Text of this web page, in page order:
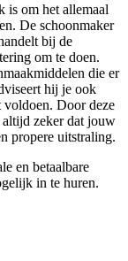
is om het allemaal
De schoonmaker
bij de
om te doen.
die er
hij je ook
voldoen. Door deze
zeker dat jouw
propere uitstraling.
en betaalbare
in te huren.